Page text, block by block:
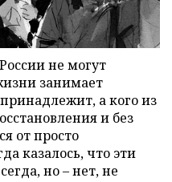
не могут
занимает
а кого из
и без
от просто
казалось, что эти
но – нет, не